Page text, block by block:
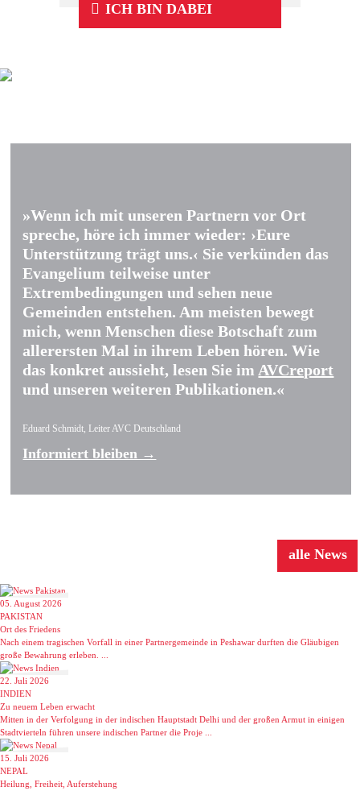
ICH BIN DABEI
»Wenn ich mit unseren Partnern vor Ort
spreche, höre ich immer wieder: ›Eure
Unterstützung trägt uns.‹ Sie verkünden das
Evangelium teilweise unter
Extrembedingungen und sehen neue
Gemeinden entstehen. Am meisten bewegt
mich, wenn Menschen diese Botschaft zum
allerersten Mal in ihrem Leben hören. Wie
das konkret aussieht, lesen Sie im AVCreport
und unseren weiteren Publikationen.«
Eduard Schmidt, Leiter AVC Deutschland
Informiert bleiben →
alle News
05. August 2026
PAKISTAN
Ort des Friedens
Nach einem tragischen Vorfall in einer Partnergemeinde in Peshawar durften die Gläubigen
große Bewahrung erleben. ...
22. Juli 2026
INDIEN
Zu neuem Leben erwacht
Mitten in der Verfolgung in der indischen Hauptstadt Delhi und der großen Armut in einigen
Stadtvierteln führen unsere indischen Partner die Proje ...
15. Juli 2026
NEPAL
Heilung, Freiheit, Auferstehung